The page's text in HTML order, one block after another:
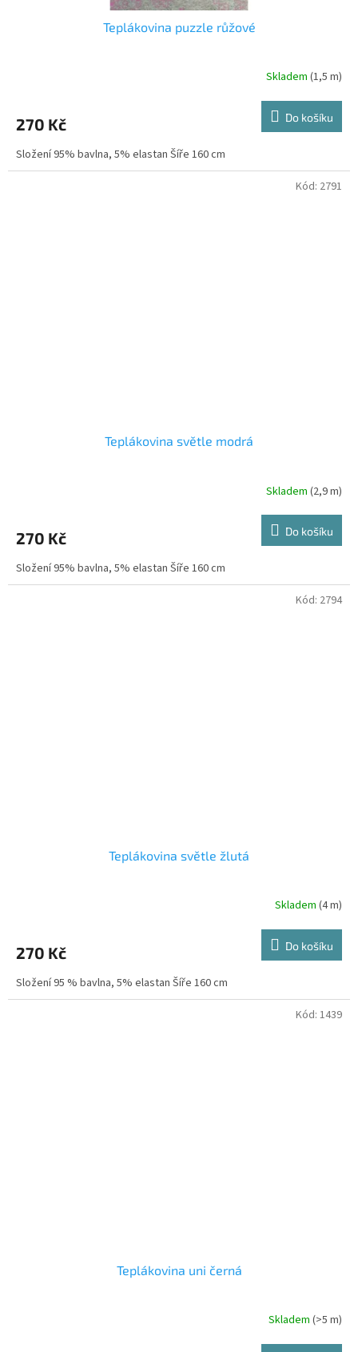
Teplákovina puzzle růžové
Skladem (1,5 m)
270 Kč Do košíku
Složení 95% bavlna, 5% elastan Šíře 160 cm
Teplákovina světle modrá
Skladem (2,9 m)
270 Kč Do košíku
Složení 95% bavlna, 5% elastan Šíře 160 cm
Kód: 2791
Teplákovina světle žlutá
Skladem (4 m)
270 Kč Do košíku
Složení 95 % bavlna, 5% elastan Šíře 160 cm
Kód: 2794
Teplákovina uni černá
Skladem (>5 m)
Kód: 1439